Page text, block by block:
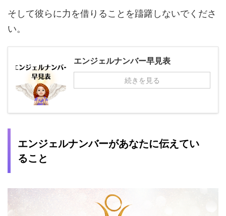
そして彼らに力を借りることを躊躇しないでくださ
い。
エンジェルナンバー早見表
続きを見る
エンジェルナンバーがあなたに伝えてい
ること